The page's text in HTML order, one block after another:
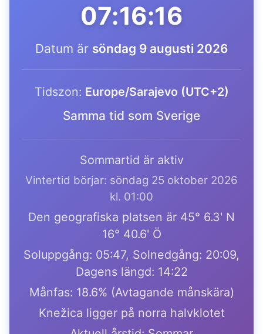
07:16:16
Datum är söndag 9 augusti 2026
Tidszon: Europe/Sarajevo (UTC+2)
Samma tid som Sverige
Sommartid är aktiv
Vintertid börjar: söndag 25 oktober 2026
kl. 01:00
Den geografiska platsen är 45° 6.3' N
16° 40.6' Ö
Soluppgång: 05:47, Solnedgång: 20:09,
Dagens längd: 14:22
Månfas: 18.6% (Avtagande månskära)
Knežica ligger på norra halvklotet